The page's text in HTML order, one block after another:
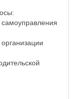
самоуправления